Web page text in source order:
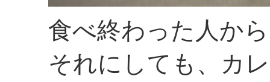
食べ終わった人か
それにしても、カ